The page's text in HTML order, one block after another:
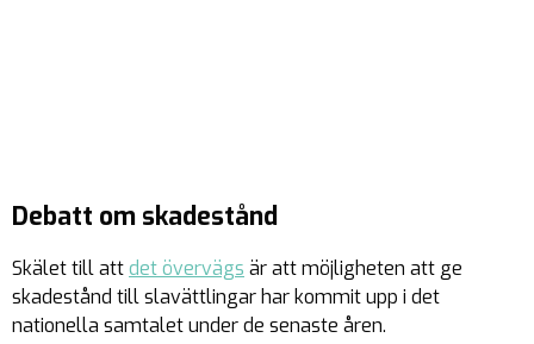
Debatt om skadestånd
Skälet till attdet övervägs är att möjligheten att ge
skadestånd till slavättlingar har kommit upp i det
nationella samtalet under de senaste åren.